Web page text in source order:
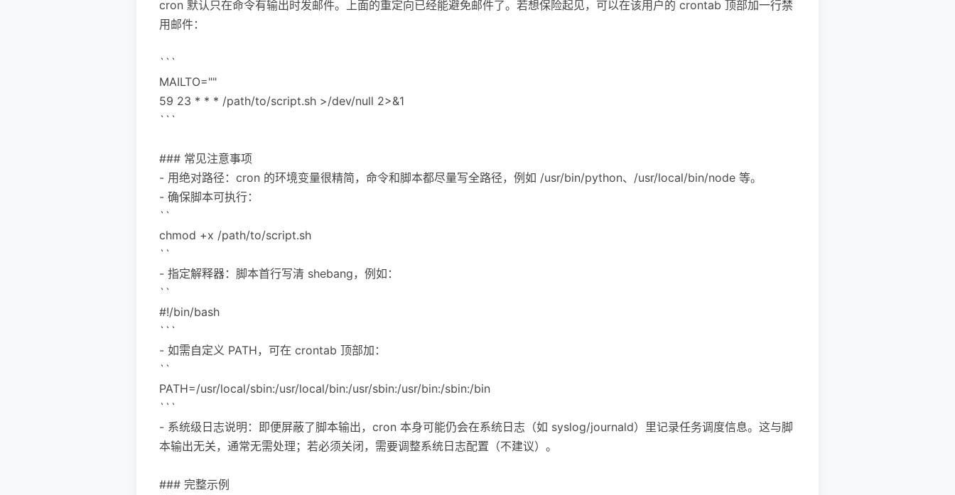
cron 默认只在命令有输出时发邮件。上面的重定向已经能避免邮件了。若想保险起见，可以在该用户的 crontab 顶部加一行禁
用邮件：
```
MAILTO=""
59 23 * * * /path/to/script.sh >/dev/null 2>&1
```
### 常见注意事项
- 用绝对路径：cron 的环境变量很精简，命令和脚本都尽量写全路径，例如 /usr/bin/python、/usr/local/bin/node 等。
- 确保脚本可执行：
``
chmod +x /path/to/script.sh
``
- 指定解释器：脚本首行写清 shebang，例如：
``
#!/bin/bash
```
- 如需自定义 PATH，可在 crontab 顶部加：
``
PATH=/usr/local/sbin:/usr/local/bin:/usr/sbin:/usr/bin:/sbin:/bin
```
- 系统级日志说明：即便屏蔽了脚本输出，cron 本身可能仍会在系统日志（如 syslog/journald）里记录任务调度信息。这与脚
本输出无关，通常无需处理；若必须关闭，需要调整系统日志配置（不建议）。
### 完整示例